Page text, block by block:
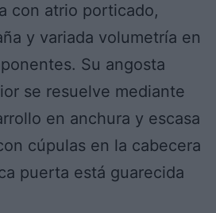
con atrio porticado,
y variada volumetría en
Su angosta
se resuelve mediante
en anchura y escasa
cúpulas en la cabecera
puerta está guarecida